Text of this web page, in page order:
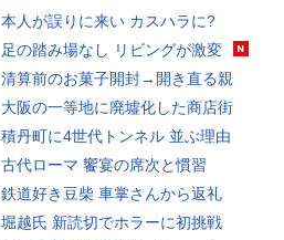
本人が誤りに来い カスハラに?
足の踏み場なし リビングが激変
清算前のお菓子開封→開き直る親
大阪の一等地に廃墟化した商店街
積丹町に4世代トンネル 並ぶ理由
古代ローマ 饗宴の席次と慣習
鉄道好き豆柴 車掌さんから返礼
堀越氏 新読切でホラーに初挑戦